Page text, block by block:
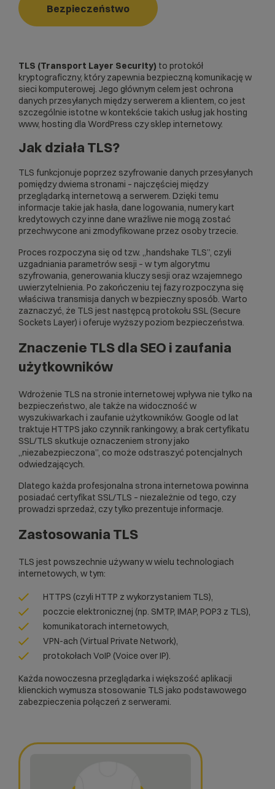
Bezpieczeństwo
TLS (Transport Layer Security) to protokół
kryptograficzny, który zapewnia bezpieczną komunikację w
sieci komputerowej. Jego głównym celem jest ochrona
danych przesyłanych między serwerem a klientem, co jest
szczególnie istotne w kontekście takich usług jak hosting
www, hosting dla WordPress czysklep internetowy.
Jak działa TLS?
TLS funkcjonuje poprzez szyfrowanie danych przesyłanych
pomiędzy dwiema stronami – najczęściej między
przeglądarką internetową a serwerem. Dzięki temu
informacje takie jak hasła, dane logowania, numery kart
kredytowych czy inne dane wrażliwe nie mogą zostać
przechwycone ani zmodyfikowane przez osoby trzecie.
Proces rozpoczyna się od tzw. „handshake TLS”, czyli
uzgadniania parametrów sesji – w tym algorytmu
szyfrowania, generowania kluczy sesji oraz wzajemnego
uwierzytelnienia. Po zakończeniu tej fazy rozpoczyna się
właściwa transmisja danych w bezpieczny sposób. Warto
zaznaczyć, że TLS jest następcą protokołu SSL (Secure
Sockets Layer) i oferuje wyższy poziom bezpieczeństwa.
Znaczenie TLS dla SEO i zaufania
użytkowników
Wdrożenie TLS na stronie internetowej wpływa nie tylko na
bezpieczeństwo, ale także na widoczność w
wyszukiwarkach i zaufanie użytkowników. Google od lat
traktuje HTTPS jako czynnik rankingowy, a brak certyfikatu
SSL/TLS skutkuje oznaczeniem strony jako
„niezabezpieczona”, co może odstraszyć potencjalnych
odwiedzających.
Dlatego każda profesjonalna strona internetowa powinna
posiadać certyfikat SSL/TLS – niezależnie od tego, czy
prowadzi sprzedaż, czy tylko prezentuje informacje.
Zastosowania TLS
TLS jest powszechnie używany w wielu technologiach
internetowych, w tym:
HTTPS (czyli HTTP z wykorzystaniem TLS),
poczcie elektronicznej (np. SMTP, IMAP, POP3 z TLS),
komunikatorach internetowych,
VPN-ach (Virtual Private Network),
protokołach VoIP (Voice over IP).
Każda nowoczesna przeglądarka i większość aplikacji
klienckich wymusza stosowanie TLS jako podstawowego
zabezpieczenia połączeń z serwerami.